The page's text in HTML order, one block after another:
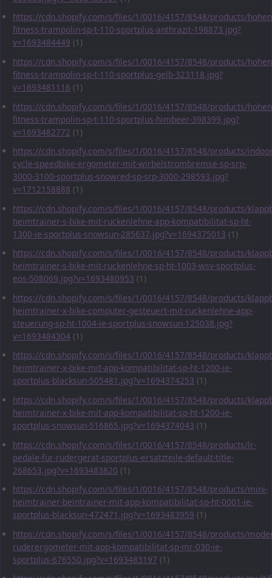
https://cdn.shopify.com/s/files/1/0016/4157/8548/products/
fitness-trampolin-sp-t-110-sportplus-anthrazit-198873.jpg?
v=1693484449 (1)
https://cdn.shopify.com/s/files/1/0016/4157/8548/products/
fitness-trampolin-sp-t-110-sportplus-gelb-323118.jpg?
v=1693481116 (1)
https://cdn.shopify.com/s/files/1/0016/4157/8548/products/
fitness-trampolin-sp-t-110-sportplus-himbeer-398399.jpg?
v=1693482772 (1)
https://cdn.shopify.com/s/files/1/0016/4157/8548/products/
cycle-speedbike-ergometer-mit-wirbelstrombremse-sp-srp-
3000-3100-sportplus-snowred-sp-srp-3000-298593.jpg?
v=1712158888 (1)
https://cdn.shopify.com/s/files/1/0016/4157/8548/products/
heimtrainer-s-bike-mit-ruckenlehne-app-kompatibilitat-sp-ht-
1300-ie-sportplus-snowsun-285637.jpg?v=1694375013 (1)
https://cdn.shopify.com/s/files/1/0016/4157/8548/products/
heimtrainer-s-bike-mit-ruckenlehne-sp-ht-1003-wsv-sportplus-
eos-508069.jpg?v=1693480953 (1)
https://cdn.shopify.com/s/files/1/0016/4157/8548/products/
heimtrainer-x-bike-computer-gesteuert-mit-ruckenlehne-app-
steuerung-sp-ht-1004-ie-sportplus-snowsun-125038.jpg?
v=1693484304 (1)
https://cdn.shopify.com/s/files/1/0016/4157/8548/products/
heimtrainer-x-bike-mit-app-kompatibilitat-sp-ht-1200-ie-
sportplus-blacksun-505481.jpg?v=1694374253 (1)
https://cdn.shopify.com/s/files/1/0016/4157/8548/products/
heimtrainer-x-bike-mit-app-kompatibilitat-sp-ht-1200-ie-
sportplus-snowsun-516865.jpg?v=1694374043 (1)
https://cdn.shopify.com/s/files/1/0016/4157/8548/products/lr-
pedale-fur-rudergerat-sportplus-ersatzteile-default-title-
268653.jpg?v=1693483820 (1)
https://cdn.shopify.com/s/files/1/0016/4157/8548/products/mini-
heimtrainer-beintrainer-mit-app-kompatibilitat-sp-ht-0001-ie-
sportplus-blacksun-472471.jpg?v=1693483959 (1)
https://cdn.shopify.com/s/files/1/0016/4157/8548/products/
ruderergometer-mit-app-kompatibilitat-sp-mr-030-ie-
sportplus-676550.jpg?v=1693483197 (1)